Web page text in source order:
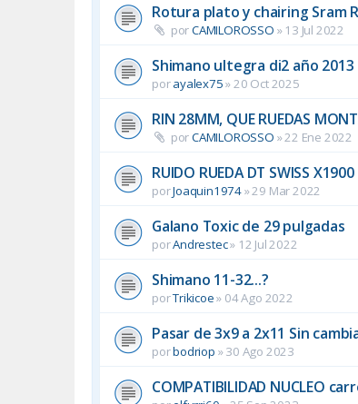
Rotura plato y chairing Sram
porCAMILOROSSO » 13 Jul 2022
Shimano ultegra di2 año 2013
porayalex75»20 Oct 2025
RIN 28MM, QUE RUEDAS
porCAMILOROSSO »22 Ene 2022
RUIDO RUEDA DT SWISS X1900
porJoaquin1974»29 Mar 2022
Galano Toxic de 29 pulgadas
porAndrestec» 12 Jul 2022
Shimano 11-32...?
porTrikicoe» 04 Ago 2022
Pasar de 3x9 a 2x11 Sin
porbodriop »30 Ago 2023
COMPATIBILIDAD NUCLEO